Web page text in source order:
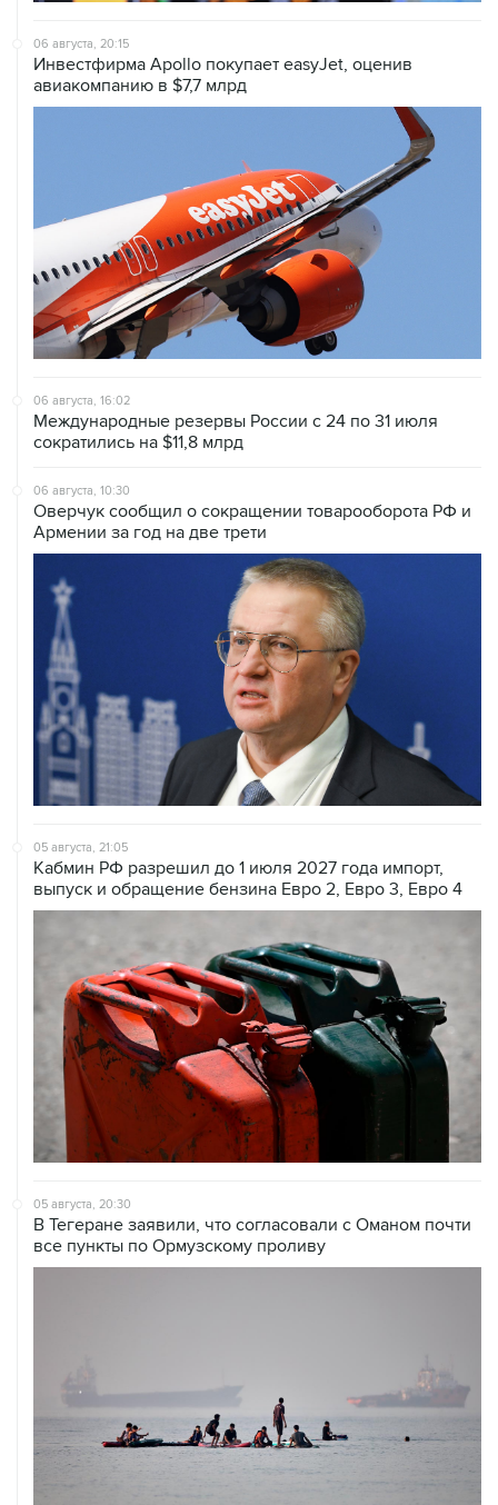
06 августа, 20:15
Инвестфирма Apollo покупает easyJet, оценив
авиакомпанию в $7,7 млрд
06 августа, 16:02
Международные резервы России с 24 по 31 июля
сократились на $11,8 млрд
06 августа, 10:30
Оверчук сообщил о сокращении товарооборота РФ и
Армении за год на две трети
05 августа, 21:05
Кабмин РФ разрешил до 1 июля 2027 года импорт,
выпуск и обращение бензина Евро 2, Евро 3, Евро 4
05 августа, 20:30
В Тегеране заявили, что согласовали с Оманом почти
все пункты по Ормузскому проливу